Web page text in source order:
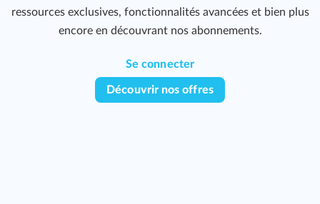
ressources exclusives, fonctionnalités avancées et bien plus
encore en découvrant nos abonnements.
Se connecter
Découvrir nos offres